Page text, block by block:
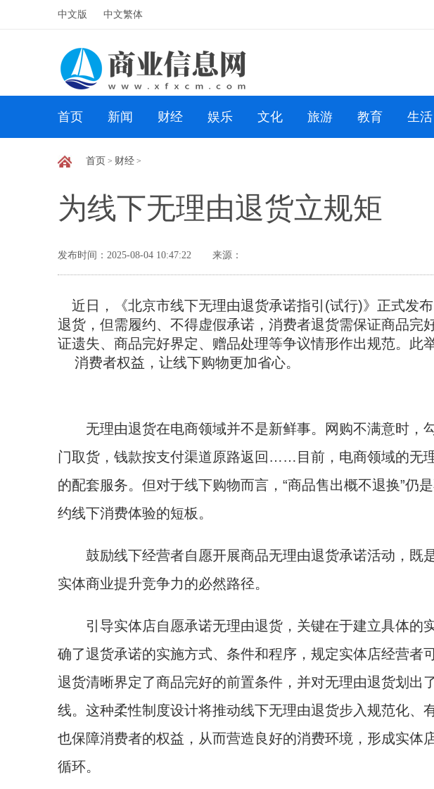
中文版 中文繁体
首页 新闻 财经 娱乐 文化 旅游 教育 生活
首页 > 财经 >
为线下无理由退货立规矩
发布时间：2025-08-04 10:47:22 来源：
近日，《北京市线下无理由退货承诺指引(试行)》正式发
退货，但需履约、不得虚假承诺，消费者退货需保证商品完
证遗失、商品完好界定、赠品处理等争议情形作出规范。此
消费者权益，让线下购物更加省心。
无理由退货在电商领域并不是新鲜事。网购不满意时，
门取货，钱款按支付渠道原路返回……目前，电商领域的无
的配套服务。但对于线下购物而言，“商品售出概不退换”仍
约线下消费体验的短板。
鼓励线下经营者自愿开展商品无理由退货承诺活动，既
实体商业提升竞争力的必然路径。
引导实体店自愿承诺无理由退货，关键在于建立具体的
确了退货承诺的实施方式、条件和程序，规定实体店经营者
退货清晰界定了商品完好的前置条件，并对无理由退货划出
线。这种柔性制度设计将推动线下无理由退货步入规范化、
也保障消费者的权益，从而营造良好的消费环境，形成实体
循环。